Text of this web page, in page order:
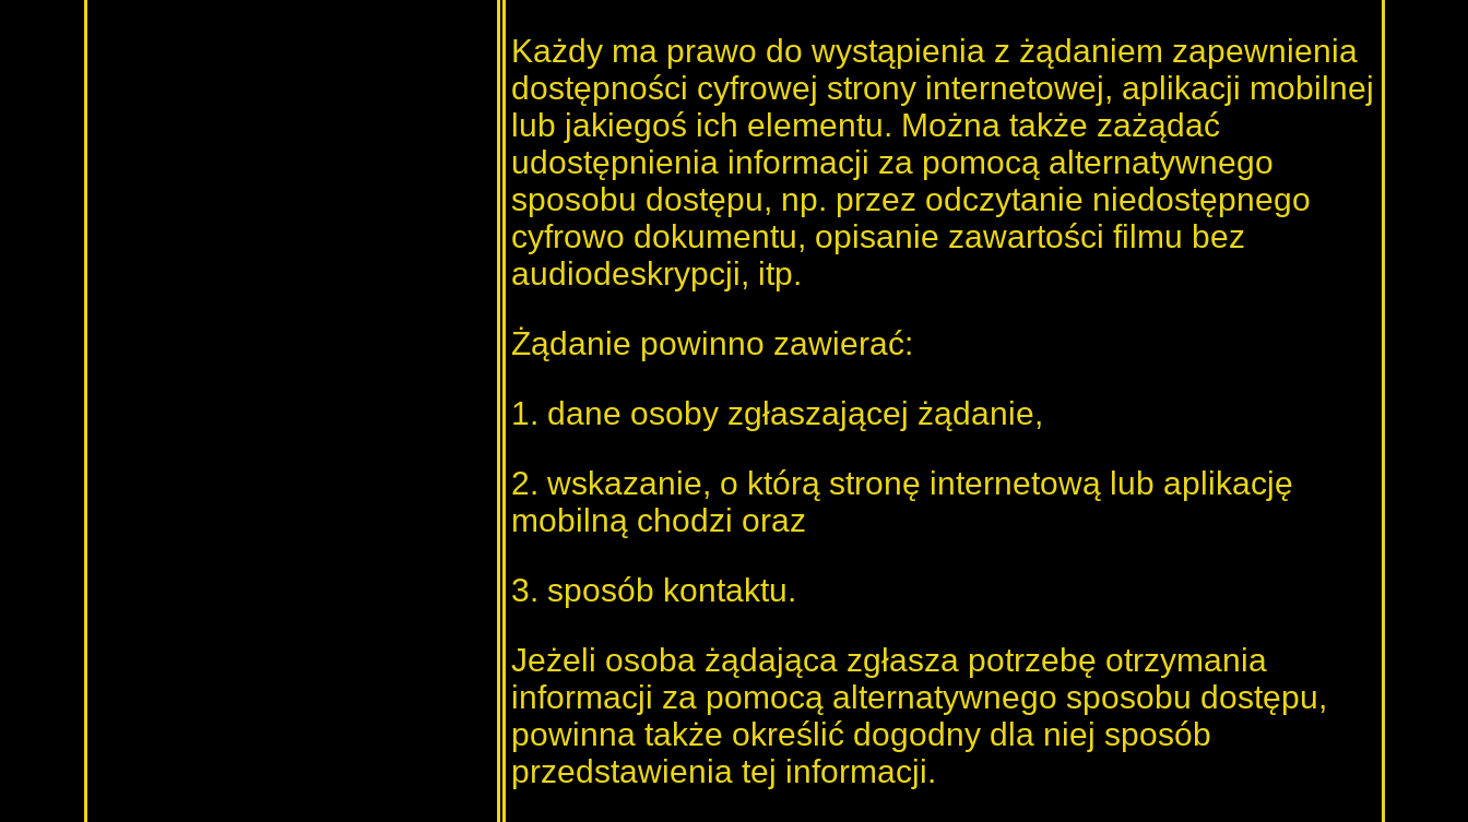
Każdy ma prawo do wystąpienia z żądaniem zapewnienia
dostępności cyfrowej strony internetowej, aplikacji mobilnej
lub jakiegoś ich elementu. Można także zażądać
udostępnienia informacji za pomocą alternatywnego
sposobu dostępu, np. przez odczytanie niedostępnego
cyfrowo dokumentu, opisanie zawartości filmu bez
audiodeskrypcji, itp.
Żądanie powinno zawierać:
1. dane osoby zgłaszającej żądanie,
2. wskazanie, o którą stronę internetową lub aplikację
mobilną chodzi oraz
3. sposób kontaktu.
Jeżeli osoba żądająca zgłasza potrzebę otrzymania
informacji za pomocą alternatywnego sposobu dostępu,
powinna także określić dogodny dla niej sposób
przedstawienia tej informacji.